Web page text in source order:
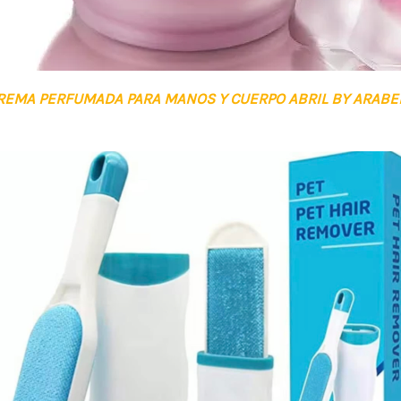
PERFUMADA PARA MANOS Y CUERPO ABRIL BY